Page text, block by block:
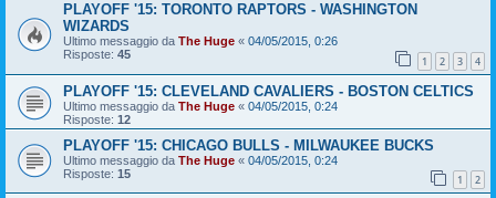
PLAYOFF '15: TORONTO RAPTORS - WASHINGTON
WIZARDS
Ultimo messaggio da The Huge « 04/05/2015, 0:26
Risposte: 45 1 2 3 4
PLAYOFF '15: CLEVELAND CAVALIERS - BOSTON CELTICS
Ultimo messaggio da The Huge « 04/05/2015, 0:24
Risposte: 12
PLAYOFF '15: CHICAGO BULLS - MILWAUKEE BUCKS
Ultimo messaggio da The Huge « 04/05/2015, 0:24
Risposte: 15 1 2